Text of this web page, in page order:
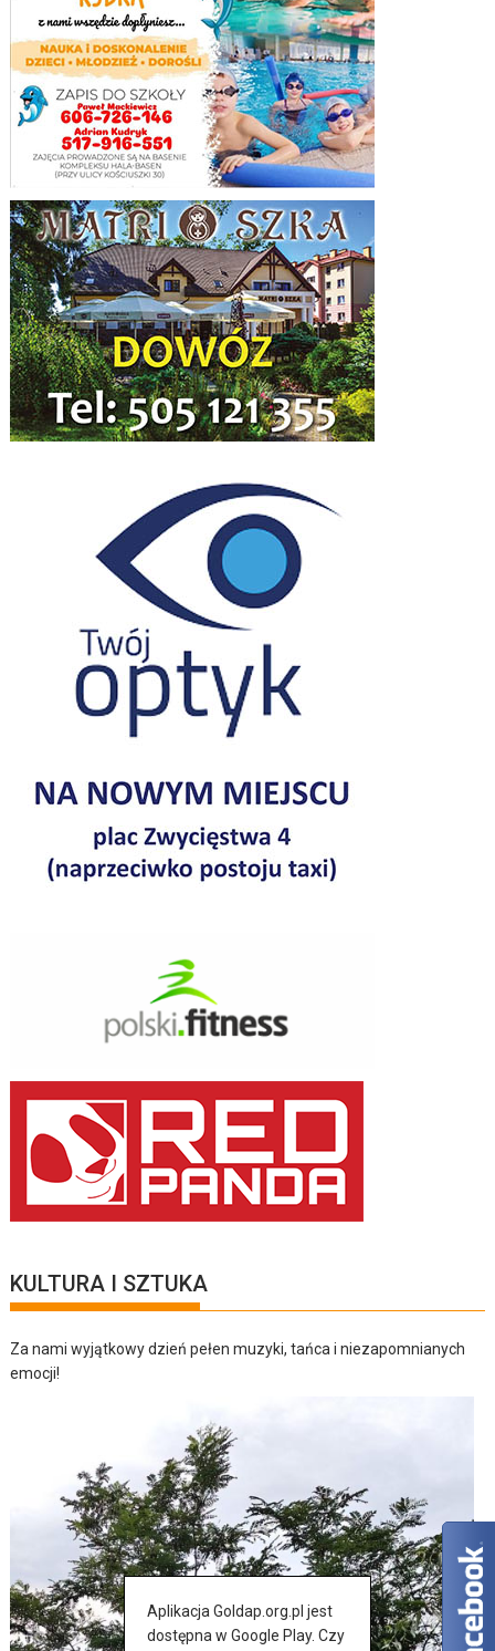
KULTURA I SZTUKA
Za nami wyjątkowy dzień pełen muzyki, tańca i niezapomnianych
emocji!
Aplikacja Goldap.org.pl jest
dostępna w Google Play. Czy